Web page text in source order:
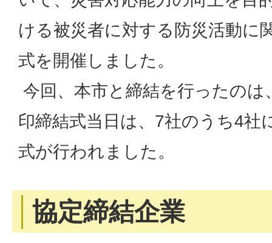
ける被災者に対する防災活動に
式を開催しました。
今回、本市と締結を行ったのは
印締結式当日は、7社のうち4社
式が行われました。
協定締結企業